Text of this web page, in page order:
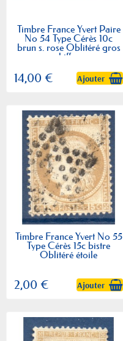
Timbre France Yvert Paire
No 54 Type Cérès 10c
brun s. rose Oblitéré gros
chiffres
14,00 € Ajouter
Timbre France Yvert No 55
Type Cérès 15c bistre
Oblitéré étoile
2,00 € Ajouter